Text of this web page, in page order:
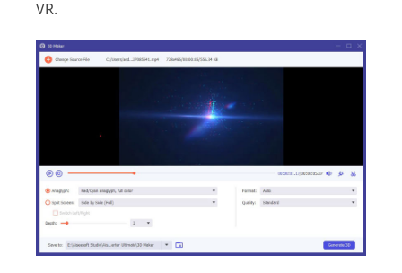
VR.